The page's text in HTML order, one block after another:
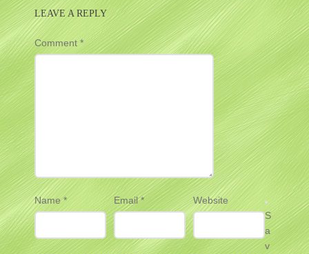
LEAVE A REPLY
Comment *
Name* Email*
Website
S
a
v